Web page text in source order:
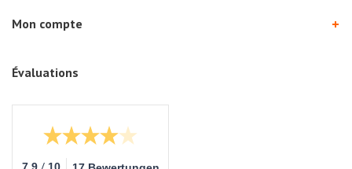
Mon compte
Évaluations